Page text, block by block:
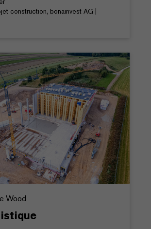
construction, bonainvest AG |
Wood